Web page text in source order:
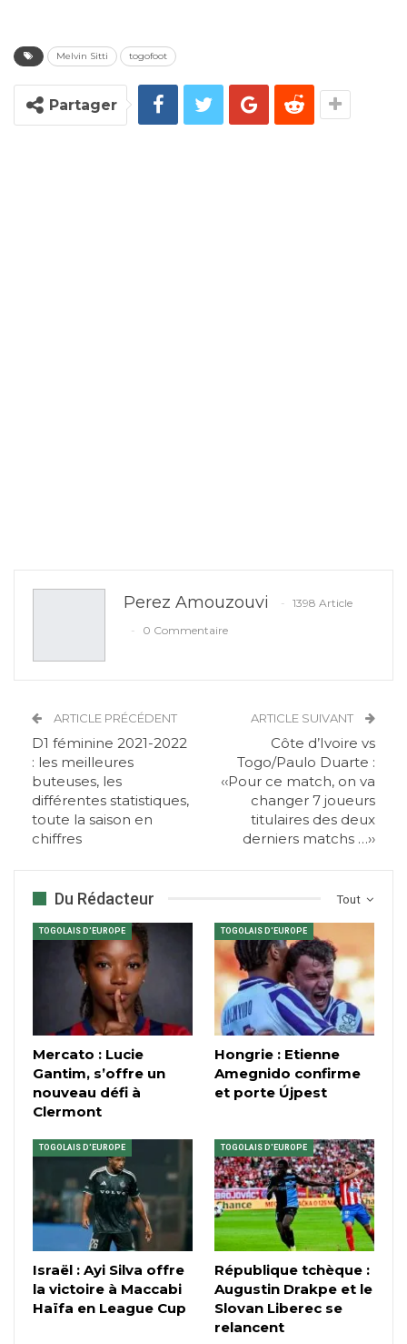
Melvin Sitti togofoot
Partager
Perez Amouzouvi
1398 Article
0 Commentaire
ARTICLE PRÉCÉDENT
D1 féminine 2021-2022
: les meilleures
buteuses, les
différentes statistiques,
toute la saison en
chiffres
ARTICLE SUIVANT
Côte d’Ivoire vs
Togo/Paulo Duarte :
‹‹Pour ce match, on va
changer 7 joueurs
titulaires des deux
derniers matchs …››
Tout
Du Rédacteur
TOGOLAIS D'EUROPE
Mercato : Lucie
Gantim, s’offre un
nouveau défi à
Clermont
TOGOLAIS D'EUROPE
Hongrie : Etienne
Amegnido confirme
et porte Újpest
TOGOLAIS D'EUROPE
Israël : Ayi Silva offre
la victoire à Maccabi
Haïfa en League Cup
TOGOLAIS D'EUROPE
République tchèque :
Augustin Drakpe et le
Slovan Liberec se
relancent